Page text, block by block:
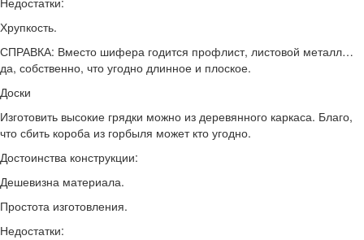
Хрупкость.
СПРАВКА: Вместо шифера годится профлист, листовой металл…
да, собственно, что угодно длинное и плоское.
Доски
Изготовить высокие грядки можно из деревянного каркаса. Благо,
что сбить короба из горбыля может кто угодно.
Достоинства конструкции:
Дешевизна материала.
Простота изготовления.
Недостатки: